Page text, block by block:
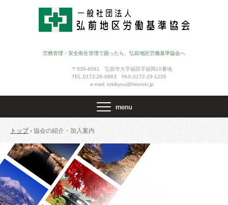
労務管理・安全衛生管理で困ったら、弘前地区労働基準協会へ
〒036-8081 弘前市大字福田字福岡10番地
TEL.0172-26-0663 FAX.0172-29-1226
e-mail: rokikyou@hiroroki.jp
トップ › 協会の紹介・加入案内